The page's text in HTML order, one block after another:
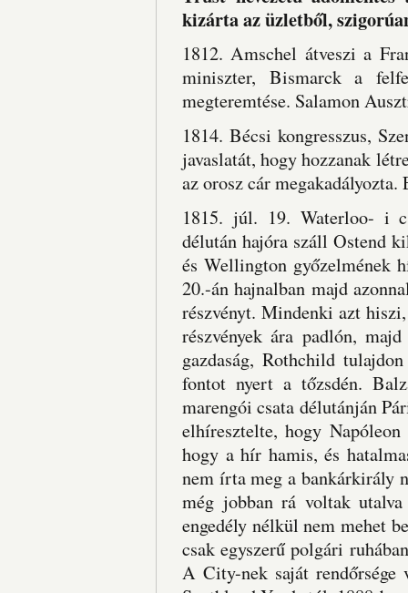
kizárta az üzletből,
1812. Amschel átveszi a
miniszter, Bismarck a
megteremtése. Salamon
1814. Bécsi kongresszus,
javaslatát, hogy hozzanak
az orosz cár
1815. júl. 19. Waterloo- i
délután hajóra száll Ostend
és Wellington győzelmének
20.-án hajnalban majd
részvényt. Mindenki azt
részvények ára padlón,
gazdaság, Rothchild
fontot nyert a tőzsdén.
marengói csata délutánján
elhíresztelte, hogy
hogy a hír hamis, és
nem írta meg a bankárkirály
még jobban rá voltak
engedély nélkül nem mehet
csak egyszerű polgári
A City-nek saját rendőrsége